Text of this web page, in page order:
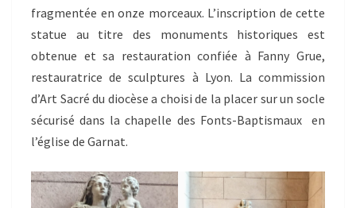
fragmentée en onze morceaux. L’inscription de cette
statue au titre des monuments historiques est
obtenue et sa restauration confiée à Fanny Grue,
restauratrice de sculptures à Lyon. La commission
d’Art Sacré du diocèse a choisi de la placer sur un socle
sécurisé dans la chapelle des Fonts-Baptismaux en
l’église de Garnat.